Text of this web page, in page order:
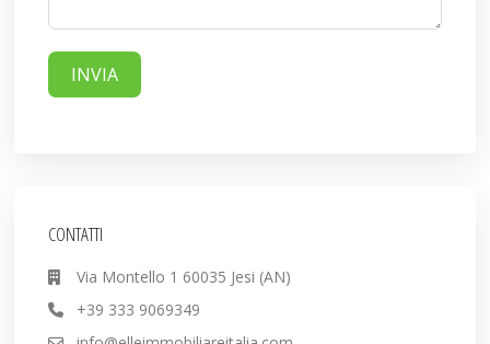
INVIA
CONTATTI
Via Montello 1 60035 Jesi (AN)
+39 333 9069349